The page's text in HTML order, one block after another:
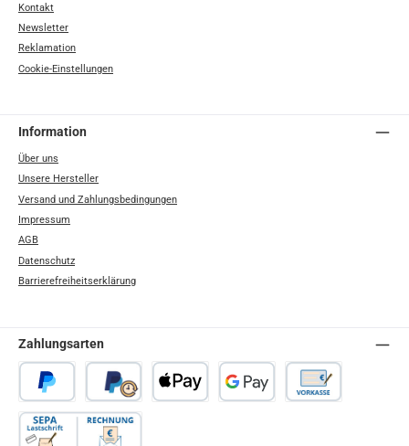
Kontakt
Newsletter
Reklamation
Cookie-Einstellungen
Information
Über uns
Unsere Hersteller
Versand und Zahlungsbedingungen
Impressum
AGB
Datenschutz
Barrierefreiheitserklärung
Zahlungsarten